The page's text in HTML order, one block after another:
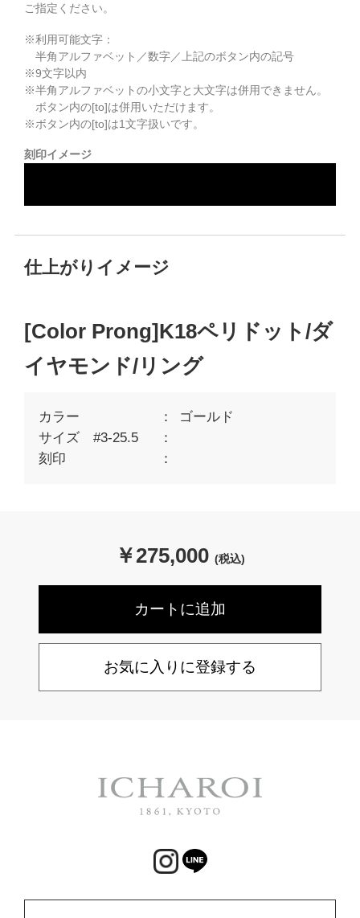
ご指定ください。
※利用可能文字：
半角アルファベット／数字／上記のボタン内の記号
※9文字以内
※半角アルファベットの小文字と大文字は併用できません。
ボタン内の[to]は併用いただけます。
※ボタン内の[to]は1文字扱いです。
刻印イメージ
仕上がりイメージ
[Color Prong]K18ペリドット/ダ
イヤモンド/リング
カラー
ゴールド
サイズ #3-25.5
刻印
￥275,000 (税込)
お気に入りに登録する